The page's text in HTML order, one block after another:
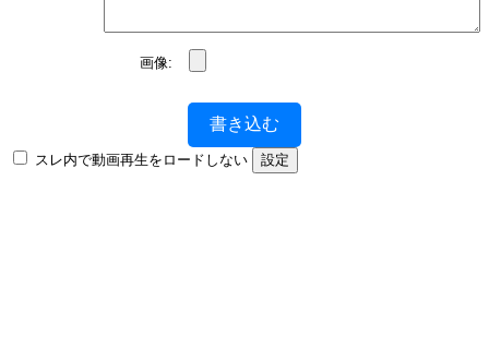
画像:
書き込む
スレ内で動画再生をロードしない